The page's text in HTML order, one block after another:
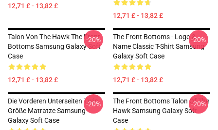
12,71 £ - 13,82 £
12,71 £ - 13,82 £
Talon Von The Hawk The Front
Bottoms Samsung Galaxy Soft
Case
12,71 £ - 13,82 £
-20%
The Front Bottoms - Logo &
Name Classic T-Shirt Samsung
Galaxy Soft Case
12,71 £ - 13,82 £
-20%
Die Vorderen Unterseiten Twin
Größe Matratze Samsung
Galaxy Soft Case
-20%
The Front Bottoms Talon Of The
Hawk Samsung Galaxy Soft
Case
-20%